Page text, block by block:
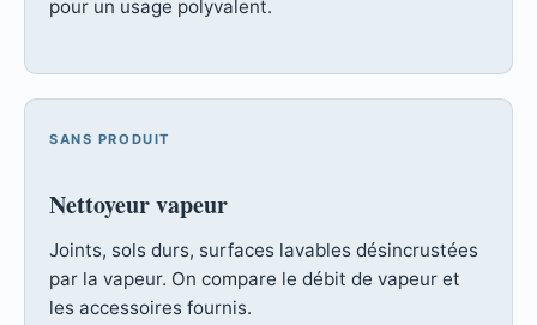
pour un usage polyvalent.
SANS PRODUIT
Nettoyeur vapeur
Joints, sols durs, surfaces lavables désincrustées
par la vapeur. On compare le débit de vapeur et
les accessoires fournis.